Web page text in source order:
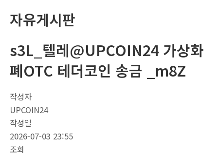
자유게시판
s3L_텔레@UPCOIN24 가상화
폐OTC 테더코인 송금 _m8Z
작성자
UPCOIN24
작성일
2026-07-03 23:55
조회